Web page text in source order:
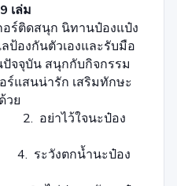
เล่ม
ร์ติดสนุก นิทานป๋องแป๋ง
ป้องกันตัวเองและรับมือ
ปัจจุบัน สนุกกับกิจกรรม
ร์แสนน่ารัก เสริมทักษะ
วย
2. อย่าไว้ใจนะป๋อง
ระวังตกน้ำนะป๋อง